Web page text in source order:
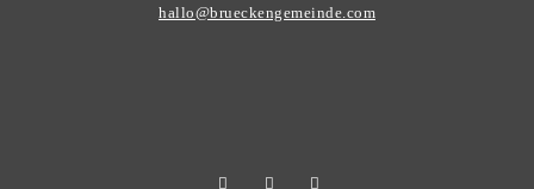
hallo@brueckengemeinde.com